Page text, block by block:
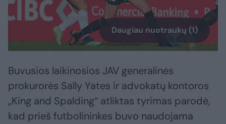
Daugiau nuotraukų (1)
Buvusios laikinosios JAV generalinės
prokurorės Sally Yates ir advokatų kontoros
„King and Spalding“ atliktas tyrimas parodė,
kad prieš futbolininkes buvo naudojama